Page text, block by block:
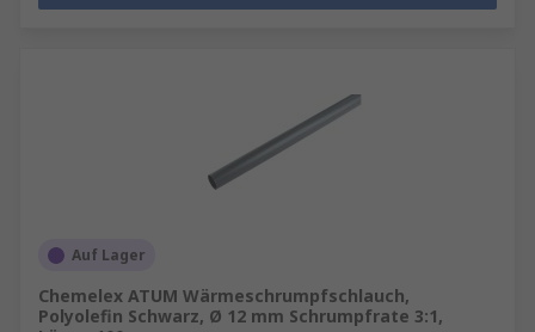
Auf Lager
Chemelex ATUM Wärmeschrumpfschlauch,
Polyolefin Schwarz, Ø 12 mm Schrumpfrate 3:1,